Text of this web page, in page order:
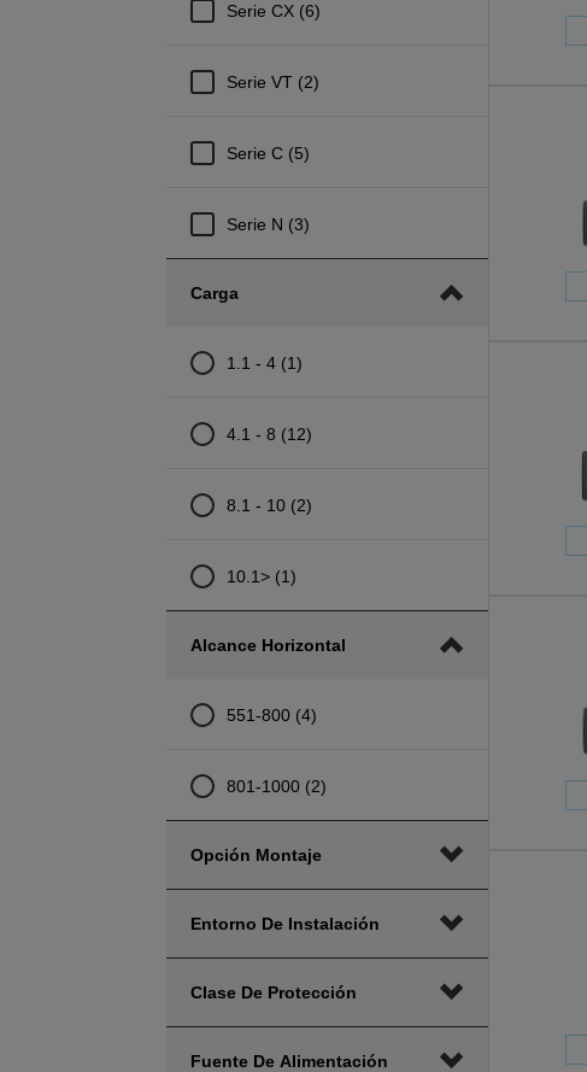
Serie CX (6)
Serie VT (2)
Serie C (5)
Serie N (3)
Carga
1.1 - 4 (1)
4.1 - 8 (12)
8.1 - 10 (2)
10.1> (1)
Alcance Horizontal
551-800 (4)
801-1000 (2)
Opción Montaje
Entorno De Instalación
Clase De Protección
Fuente De Alimentación